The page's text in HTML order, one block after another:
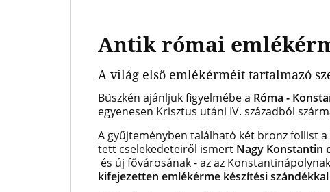
Antik római
A világ első emlékérméit tartalmazó
Büszkén ajánljuk figyelmébe a Róma -
egyenesen Krisztus utáni IV. századból
A gyűjteményben található két bronz follist
tett cselekedeteiről ismert Nagy Konstantin
és új fővárosának - az az
kifejezetten emlékérme készítési